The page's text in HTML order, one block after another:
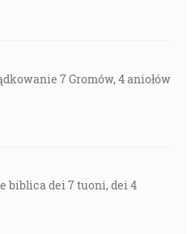
7 Gromów, 4 aniołów
biblica dei 7 tuoni, dei 4